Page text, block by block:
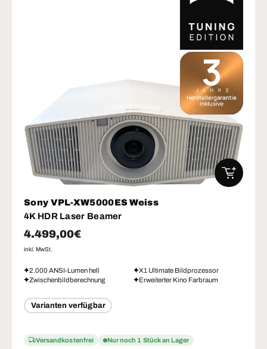
Sony VPL-XW5000ES Weiss
4K HDR Laser Beamer
Normaler Preis
4.499,00€
inkl. MwSt.
2.000 ANSI-Lumen hell
X1 Ultimate Bildprozessor
Zwischenbildberechnung
Erweiterter Kino Farbraum
Varianten verfügbar
Versandkostenfrei Nur noch 1 Stück an Lager
IN DEN